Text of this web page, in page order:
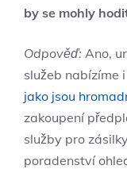
by se mohly
Odpověď: Ano,
služeb nabízíme
jako jsou
zakoupení
služby pro
poradenství